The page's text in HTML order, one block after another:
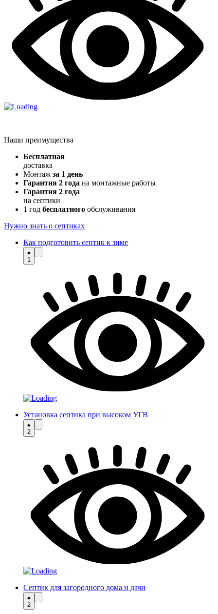
Наши преимущества
Бесплатная
доставка
Монтаж за 1 день
Гарантия 2 года на монтажные работы
Гарантия 2 года
на септики
1 год бесплатного обслуживания
Нужно знать о септиках
Как подготовить септик к зиме
1
Установка септика при высоком УГВ
2
Септик для загородного дома и дачи
2